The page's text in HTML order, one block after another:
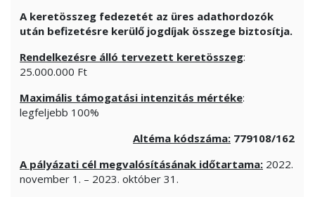
A keretösszeg fedezetét az üres adathordozók
után befizetésre kerülő jogdíjak összege biztosítja.
Rendelkezésre álló tervezett keretösszeg:
25.000.000 Ft
Maximális támogatási intenzitás mértéke:
legfeljebb 100%
Altéma kódszáma: 779108/162
A pályázati cél megvalósításának időtartama: 2022.
november 1. – 2023. október 31.